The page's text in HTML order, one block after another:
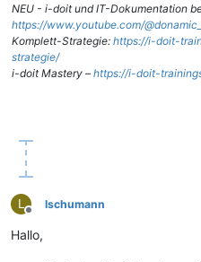
NEU - i-doit und IT-Dokumentation
https://www.youtube.com/
Komplett-Strategie: https://i-doit-
strategie/
i-doit Mastery – https://i-doit-
L
Offline
lschumann
Hallo,